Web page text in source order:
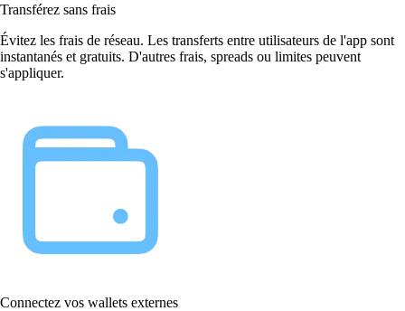
Transférez sans frais
Évitez les frais de réseau. Les transferts entre utilisateurs de l'app sont
instantanés et gratuits. D'autres frais, spreads ou limites peuvent
s'appliquer.
Connectez vos wallets externes